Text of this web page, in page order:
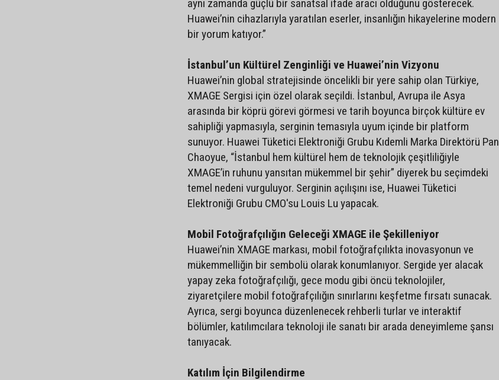
aynı zamanda güçlü bir sanatsal ifade aracı olduğunu gösterecek.
Huawei’nin cihazlarıyla yaratılan eserler, insanlığın hikayelerine modern
bir yorum katıyor.”
İstanbul’un Kültürel Zenginliği ve Huawei’nin Vizyonu
Huawei’nin global stratejisinde öncelikli bir yere sahip olan Türkiye,
XMAGE Sergisi için özel olarak seçildi. İstanbul, Avrupa ile Asya
arasında bir köprü görevi görmesi ve tarih boyunca birçok kültüre ev
sahipliği yapmasıyla, serginin temasıyla uyum içinde bir platform
sunuyor. Huawei Tüketici Elektroniği Grubu Kıdemli Marka Direktörü Pan
Chaoyue, “İstanbul hem kültürel hem de teknolojik çeşitliliğiyle
XMAGE’in ruhunu yansıtan mükemmel bir şehir” diyerek bu seçimdeki
temel nedeni vurguluyor. Serginin açılışını ise, Huawei Tüketici
Elektroniği Grubu CMO'su Louis Lu yapacak.
Mobil Fotoğrafçılığın Geleceği XMAGE ile Şekilleniyor
Huawei’nin XMAGE markası, mobil fotoğrafçılıkta inovasyonun ve
mükemmelliğin bir sembolü olarak konumlanıyor. Sergide yer alacak
yapay zeka fotoğrafçılığı, gece modu gibi öncü teknolojiler,
ziyaretçilere mobil fotoğrafçılığın sınırlarını keşfetme fırsatı sunacak.
Ayrıca, sergi boyunca düzenlenecek rehberli turlar ve interaktif
bölümler, katılımcılara teknoloji ile sanatı bir arada deneyimleme şansı
tanıyacak.
Katılım İçin Bilgilendirme